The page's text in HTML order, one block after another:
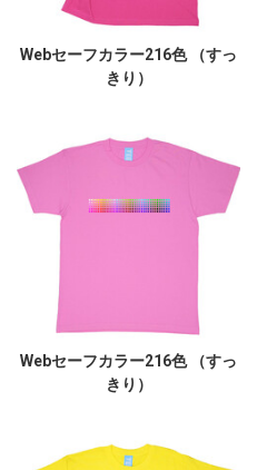
Webセーフカラー216色 （すっ
きり）
Webセーフカラー216色 （すっ
きり）